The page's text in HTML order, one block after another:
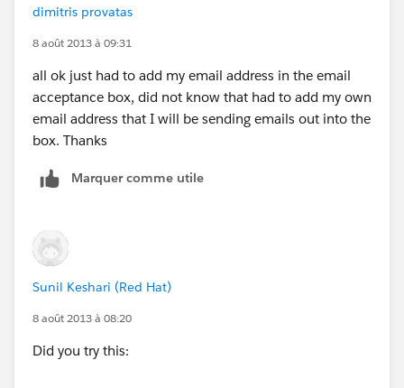
dimitris provatas
8 août 2013 à 09:31
all ok just had to add my email address in the email
acceptance box, did not know that had to add my own
email address that I will be sending emails out into the
box. Thanks
Marquer comme utile
Sunil Keshari (Red Hat)
8 août 2013 à 08:20
Did you try this: